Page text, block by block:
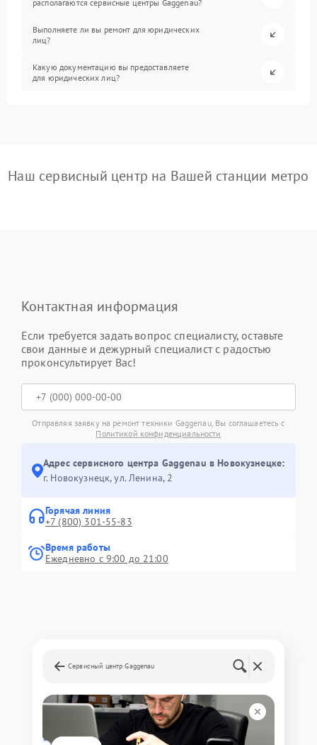
располагаются сервисные центры Gaggenau?
Выполняете ли вы ремонт для юридических
лиц?
Какую документацию вы предоставляете
для юридических лиц?
Наш сервисный центр на Вашей станции метро
Контактная информация
Если требуется задать вопрос специалисту, оставьте
свои данные и дежурный специалист с радостью
проконсультирует Вас!
Отправляя заявку на ремонт техники Gaggenau, Вы соглашаетесь с
Политикой конфиденциальности
Адрес сервисного центра Gaggenau в Новокузнецке:
г. Новокузнецк, ул. Ленина, 2
Горячая линия
+7 (800) 301-55-83
Время работы
Ежедневно с 9:00 до 21:00
Сервисный центр Gaggenau